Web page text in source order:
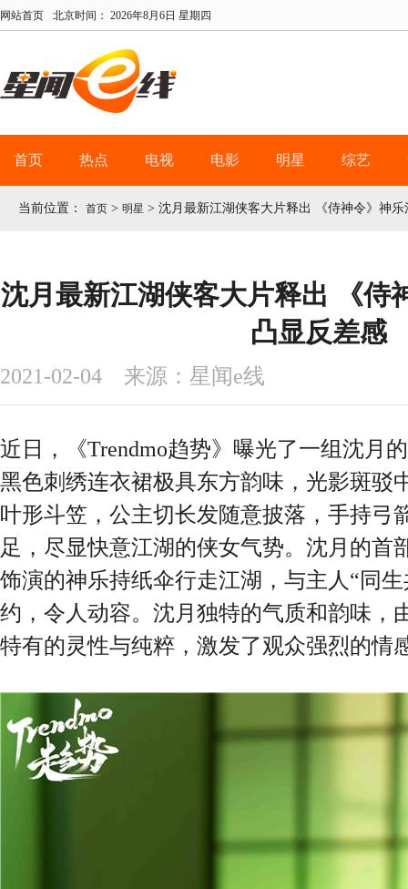
网站首页 北京时间： 2026年8月6日 星期四
首页 热点 电视 电影 明星 综艺
当前位置： 首页 > 明星 > 沈月最新江湖侠客大片释出 《侍神令》神
沈月最新江湖侠客大片释出 《侍
凸显反差感
2021-02-04 来源：星闻e线
近日，《Trendmo趋势》曝光了一组沈月
黑色刺绣连衣裙极具东方韵味，光影斑驳
叶形斗笠，公主切长发随意披落，手持弓
足，尽显快意江湖的侠女气势。沈月的首
饰演的神乐持纸伞行走江湖，与主人“同
约，令人动容。沈月独特的气质和韵味，
特有的灵性与纯粹，激发了观众强烈的情